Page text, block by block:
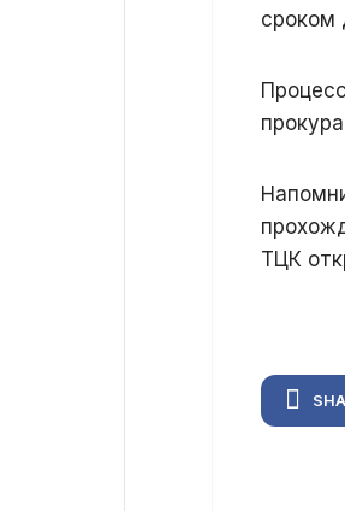
сроком
ТЦК